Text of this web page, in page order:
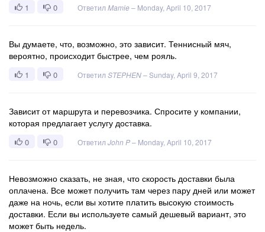
1 0 Ответил Mamie– Monday, April 10, 2017
Вы думаете, что, возможно, это зависит. Теннисный мяч,
вероятно, происходит быстрее, чем рояль.
1 0 Ответил STEPHEN–Sunday, April 9, 2017
Зависит от маршрута и перевозчика. Спросите у компании,
которая предлагает услугу доставка.
0 0 Ответил John P– Monday, April 10, 2017
Невозможно сказать, не зная, что скорость доставки была
оплачена. Все может получить там через пару дней или может
даже на ночь, если вы хотите платить высокую стоимость
доставки. Если вы используете самый дешевый вариант, это
может быть недель.